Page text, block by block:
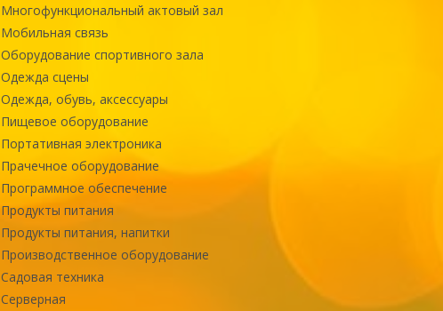
Многофункциональный актовый зал
Мобильная связь
Оборудование спортивного зала
Одежда сцены
Одежда, обувь, аксессуары
Пищевое оборудование
Портативная электроника
Прачечное оборудование
Программное обеспечение
Продукты питания
Продукты питания, напитки
Производственное оборудование
Садовая техника
Серверная